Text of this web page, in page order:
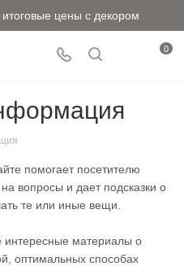
цены с декором
0
помогает посетителю
вопросы и дает подсказки о
те или иные вещи.
интересные материалы о
оптимальных способах